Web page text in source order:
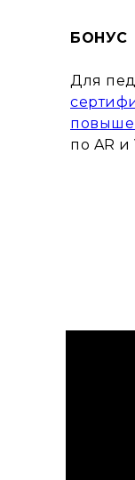
БОНУС
Для
по AR и